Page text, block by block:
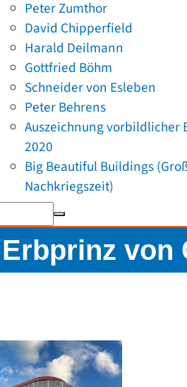
Peter Zumthor
David Chipperfield
Harald Deilmann
Gottfried Böhm
Schneider von Esleben
Peter Behrens
Auszeichnung vorbildlicher
2020
Big Beautiful Buildings
Nachkriegszeit)
Erbprinz von